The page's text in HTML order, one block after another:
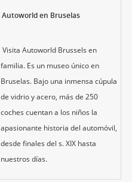
Autoworld en Bruselas
Visita Autoworld Brussels en
familia. Es un museo único en
Bruselas. Bajo una inmensa cúpula
de vidrio y acero, más de 250
coches cuentan a los niños la
apasionante historia del automóvil,
desde finales del s. XIX hasta
nuestros días.